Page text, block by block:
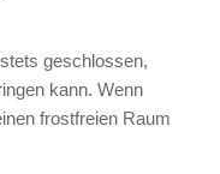
geschlossen,
kann. Wenn
frostfreien Raum